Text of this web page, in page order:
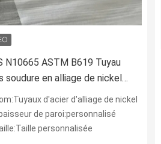
ASTM B619 Tuyau
soudure en alliage de nickel
service à haute température
d'acier d'alliage de nickel
de paroi:personnalisé
personnalisée